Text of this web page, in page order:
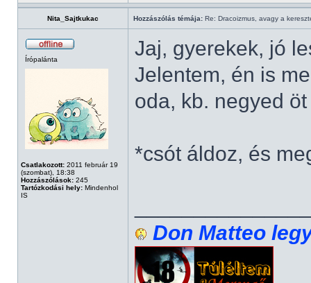
Nita_Sajtkukac Hozzászólás témája: Re: Dracoizmus, avagy a
Írópalánta
Csatlakozott: 2011 február 19
(szombat), 18:38
Hozzászólások: 245
Tartózkodási hely: Mindenhol
IS
Jaj, gyerekek, jó
Jelentem, én is
oda, kb. negyed
*csót áldoz, és
Don Matteo